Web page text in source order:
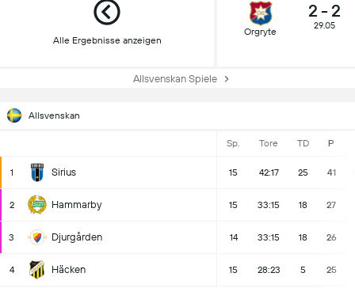
Alle Ergebnisse anzeigen
Orgryte
2 - 2
29.05
Allsvenskan Spiele
Allsvenskan
Sp. Tore TD P
1 Sirius 15 42:17 25 41
2 Hammarby 15 33:15 18 27
3 Djurgården 14 33:15 18 26
4 Häcken 15 28:23 5 25